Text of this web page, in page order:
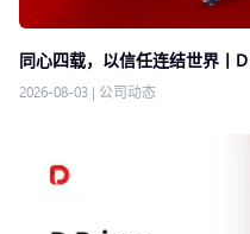
同心四载，以信任连结世界丨
2026-08-03 | 公司动态